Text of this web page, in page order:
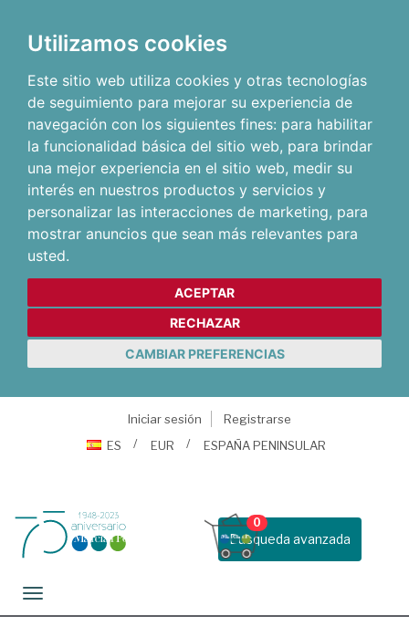
Utilizamos cookies
Este sitio web utiliza cookies y otras tecnologías
de seguimiento para mejorar su experiencia de
navegación con los siguientes fines: para habilitar
la funcionalidad básica del sitio web, para brindar
una mejor experiencia en el sitio web, medir su
interés en nuestros productos y servicios y
personalizar las interacciones de marketing, para
mostrar anuncios que sean más relevantes para
usted.
ACEPTAR
RECHAZAR
CAMBIAR PREFERENCIAS
Iniciar sesión
Registrarse
ES
EUR ESPAÑA PENINSULAR
Busqueda avanzada
0
Toggle navigation